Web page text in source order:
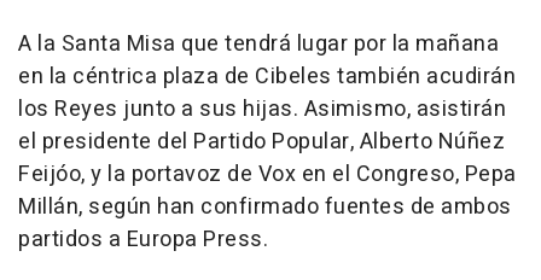
A la Santa Misa que tendrá lugar por la mañana
en la céntrica plaza de Cibeles también acudirán
los Reyes junto a sus hijas. Asimismo, asistirán
el presidente del Partido Popular, Alberto Núñez
Feijóo, y la portavoz de Vox en el Congreso, Pepa
Millán, según han confirmado fuentes de ambos
partidos a Europa Press.